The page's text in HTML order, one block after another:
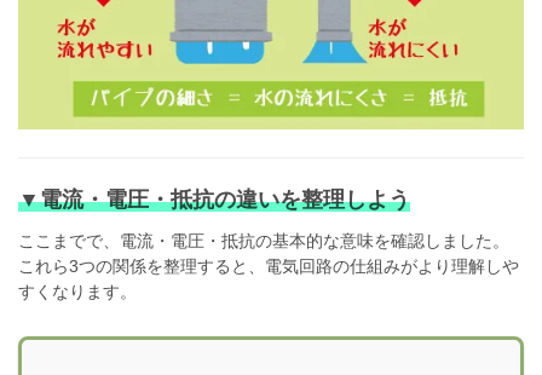
▼電流・電圧・抵抗の違いを整理しよう
ここまでで、電流・電圧・抵抗の基本的な意味を確認しました。
これら3つの関係を整理すると、電気回路の仕組みがより理解しや
すくなります。